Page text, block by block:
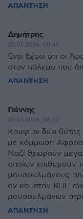
ΑΠΑΝΤΗΣΗ
Δημήτρης
20.05.2026, 08:45
Εγώ ξέρω ότι οι
στον πόλεμο που
ΑΠΑΝΤΗΣΗ
Γιάννης
20.05.2026, 08:37
Κουιρ οι δύο θύτες
με κόμμωση
Ναζί θεωρούν
οποίων επιθυμούν
μουσουλμάνους
αν και στον ΒΠΠ
μουσουλμάνων
ΑΠΑΝΤΗΣΗ